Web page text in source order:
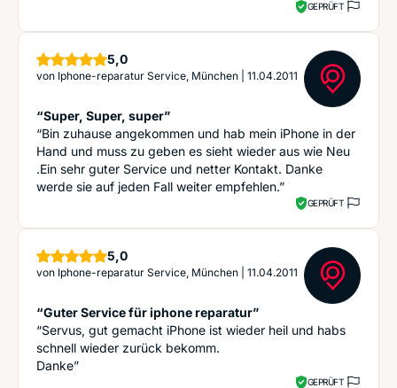
GEPRÜFT
5,0Sterne
von Iphone-reparatur Service, München 11.04.2011
“Super, Super, super”
“Bin zuhause angekommen und hab mein iPhone in der
Hand und muss zu geben es sieht wieder aus wie Neu
.Ein sehr guter Service und netter Kontakt. Danke
werde sie auf jeden Fall weiter empfehlen.”
GEPRÜFT
5,0Sterne
von Iphone-reparatur Service, München 11.04.2011
“Guter Service für iphone reparatur”
“Servus, gut gemacht iPhone ist wieder heil und habs
schnell wieder zurück bekomm.
Danke”
GEPRÜFT